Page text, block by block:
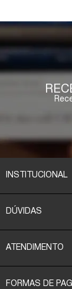
INSTITUCIONAL
DÚVIDAS
ATENDIMENTO
FORMAS DE